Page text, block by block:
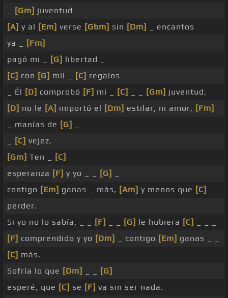
[Gm] juventud
[A] y al [Em] verse [Gbm] sin [Dm]
_ encantos
ya _
[Fm]
pagó mi _
[G] libertad _
[C] con [G] mil _ [C] regalos
_ Él [D] comprobó [F] mi _ [C] [Gm] juventud,
[D] no le [A] importó el [Dm] estilar, ni amor, [Fm]
_ manías de [G]
[C] vejez.
[Gm] Ten _
[C]
esperanza [F] y yo _ _ [G]
contigo [Em] ganas _ más, [Am] y menos que [C]
perder.
Si yo no lo sabía, _ _
[F] [G] le hubiera [C]
[F] comprendido y yo [Dm] _ contigo [Em] ganas _ _
[C] más.
Sofría lo que [Dm]
[G]
esperé, que [C] se [F] va sin ser nada.